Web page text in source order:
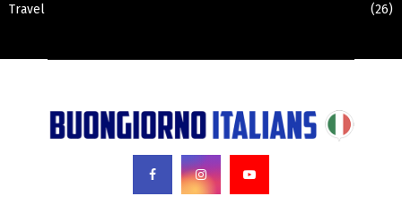
Travel
(26)